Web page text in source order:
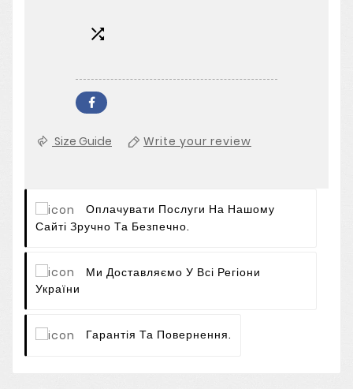

Size Guide Write your review
Оплачувати Послуги На Нашому
Сайті Зручно Та Безпечно.
Ми Доставляємо У Всі Регіони
України
Гарантія Та Повернення.